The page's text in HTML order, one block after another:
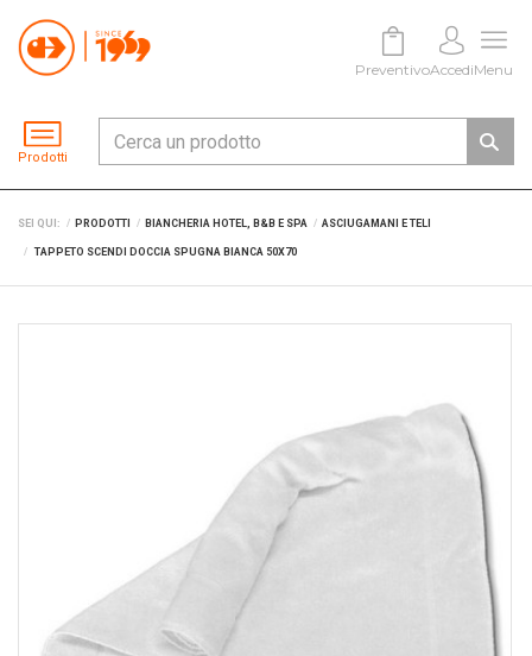
Prodotti
PreventivoAccediMenu
SEI QUI: PRODOTTI BIANCHERIA HOTEL, B&B E SPA ASCIUGAMANI E TELI
TAPPETO SCENDI DOCCIA SPUGNA BIANCA 50X70